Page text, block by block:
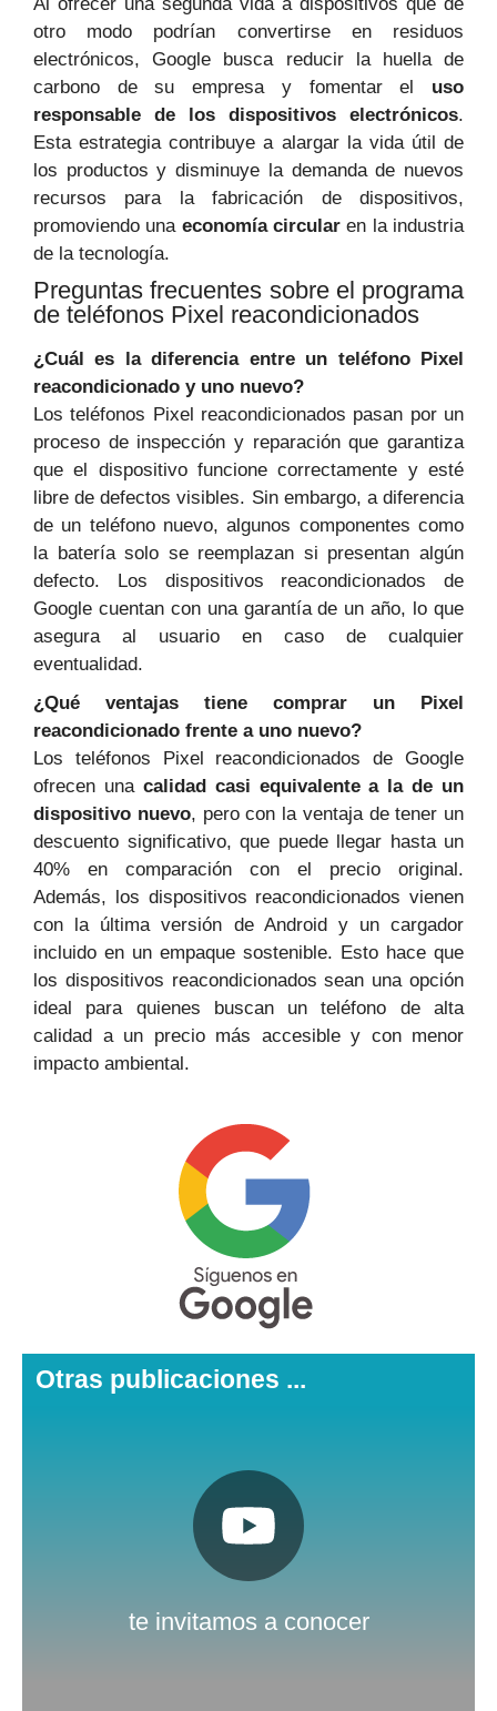
otro modo podrían convertirse en residuos
electrónicos, Google busca reducir la huella de
carbono de su empresa y fomentar el uso
responsable de los dispositivos electrónicos.
Esta estrategia contribuye a alargar la vida útil de
los productos y disminuye la demanda de nuevos
recursos para la fabricación de dispositivos,
promoviendo una economía circular en la industria
de la tecnología.
Preguntas frecuentes sobre el programa
de teléfonos Pixel reacondicionados
¿Cuál es la diferencia entre un teléfono Pixel
reacondicionado y uno nuevo?
Los teléfonos Pixel reacondicionados pasan por un
proceso de inspección y reparación que garantiza
que el dispositivo funcione correctamente y esté
libre de defectos visibles. Sin embargo, a diferencia
de un teléfono nuevo, algunos componentes como
la batería solo se reemplazan si presentan algún
defecto. Los dispositivos reacondicionados de
Google cuentan con una garantía de un año, lo que
asegura al usuario en caso de cualquier
eventualidad.
¿Qué ventajas tiene comprar un Pixel
reacondicionado frente a uno nuevo?
Los teléfonos Pixel reacondicionados de Google
ofrecen una calidad casi equivalente a la de un
dispositivo nuevo, pero con la ventaja de tener un
descuento significativo, que puede llegar hasta un
40% en comparación con el precio original.
Además, los dispositivos reacondicionados vienen
con la última versión de Android y un cargador
incluido en un empaque sostenible. Esto hace que
los dispositivos reacondicionados sean una opción
ideal para quienes buscan un teléfono de alta
calidad a un precio más accesible y con menor
impacto ambiental.
Otras publicaciones ...
te invitamos a conocer
Pulsa aquí